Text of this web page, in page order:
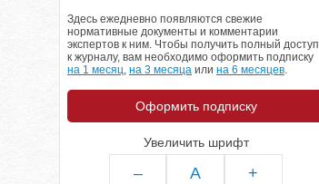
Конституционный Суд
Здесь ежедневно появляются свежие
нормативные документы и комментарии
экспертов к ним. Чтобы получить полный доступ
к журналу, вам необходимо оформить подписку
на 1 месяц, на 3 месяца или на 6 месяцев.
Оформить подписку
Увеличить шрифт
– A +